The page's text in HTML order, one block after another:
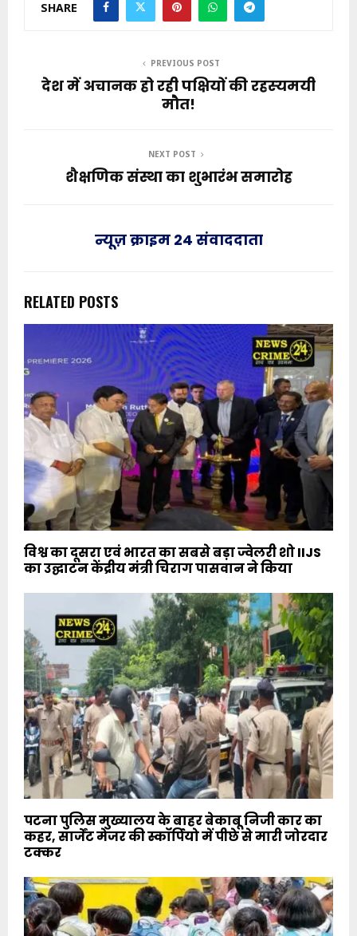
SHARE
PREVIOUS POST
देश में अचानक हो रही पक्षियों की रहस्‍यमयी
मौत!
NEXT POST
शैक्षणिक संस्था का शुभारंभ समारोह
न्यूज़ क्राइम 24 संवाददाता
RELATED POSTS
विश्व का दूसरा एवं भारत का सबसे बड़ा ज्वेलरी शो IIJS
का उद्घाटन केंद्रीय मंत्री चिराग पासवान ने किया
पटना पुलिस मुख्यालय के बाहर बेकाबू निजी कार का
कहर, सार्जेंट मेजर की स्कॉर्पियो में पीछे से मारी जोरदार
टक्कर